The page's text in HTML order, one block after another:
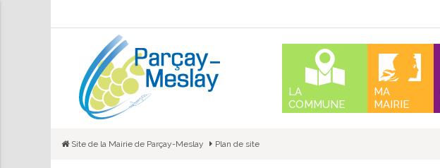
contenu
LA
COMMUNE
MA
MAIRIE
Site de la Mairie de Parçay-Meslay Plan de site